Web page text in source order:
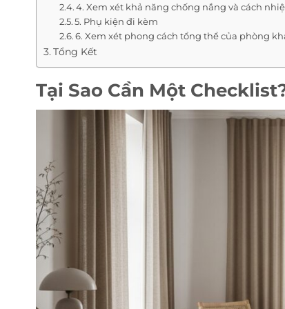
4. Xem xét khả năng chống nắng và cách
5. Phụ kiện đi kèm
6. Xem xét phong cách tổng thể của phòng
Tổng Kết
Tại Sao Cần Một